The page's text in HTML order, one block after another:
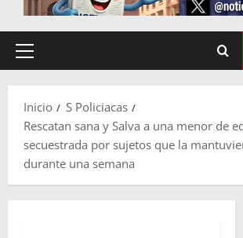
Menú
Inicio
S Policiacas
Rescatan sana y Salva a una menor de
secuestrada por sujetos que la
durante una semana